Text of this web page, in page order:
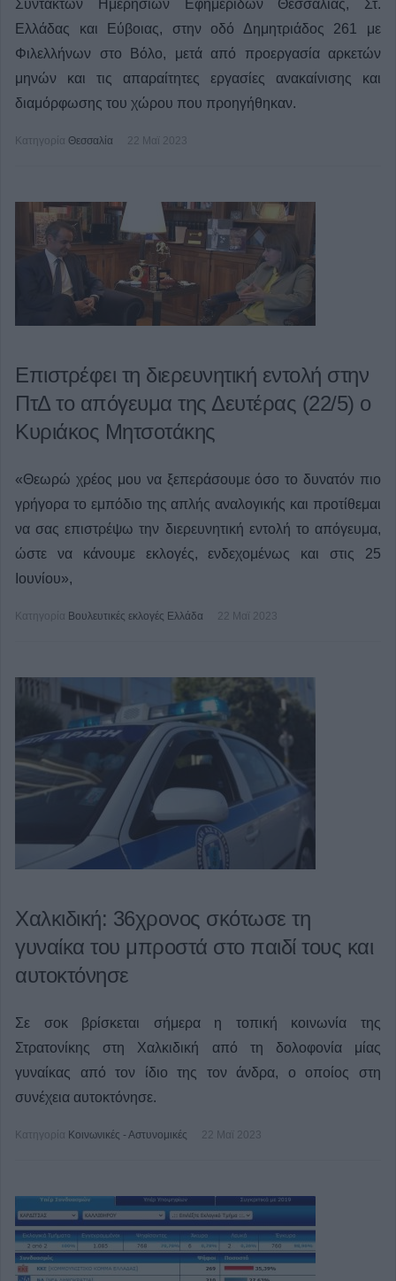
Συντακτών Ημερησίων Εφημερίδων Θεσσαλίας, Στ.
Ελλάδας και Εύβοιας, στην οδό Δημητριάδος 261 με
Φιλελλήνων στο Βόλο, μετά από προεργασία αρκετών
μηνών και τις απαραίτητες εργασίες ανακαίνισης και
διαμόρφωσης του χώρου που προηγήθηκαν.
Κατηγορία Θεσσαλία 22 Μαϊ 2023
Επιστρέφει τη διερευνητική εντολή στην
ΠτΔ το απόγευμα της Δευτέρας (22/5) ο
Κυριάκος Μητσοτάκης
«Θεωρώ χρέος μου να ξεπεράσουμε όσο το δυνατόν πιο
γρήγορα το εμπόδιο της απλής αναλογικής και προτίθεμαι
να σας επιστρέψω την διερευνητική εντολή το απόγευμα,
ώστε να κάνουμε εκλογές, ενδεχομένως και στις 25
Ιουνίου»,
Κατηγορία Βουλευτικές εκλογές Ελλάδα 22 Μαϊ 2023
Χαλκιδική: 36χρονος σκότωσε τη
γυναίκα του μπροστά στο παιδί τους και
αυτοκτόνησε
Σε σοκ βρίσκεται σήμερα η τοπική κοινωνία της
Στρατονίκης στη Χαλκιδική από τη δολοφονία μίας
γυναίκας από τον ίδιο της τον άνδρα, ο οποίος στη
συνέχεια αυτοκτόνησε.
Κατηγορία Κοινωνικές - Αστυνομικές 22 Μαϊ 2023